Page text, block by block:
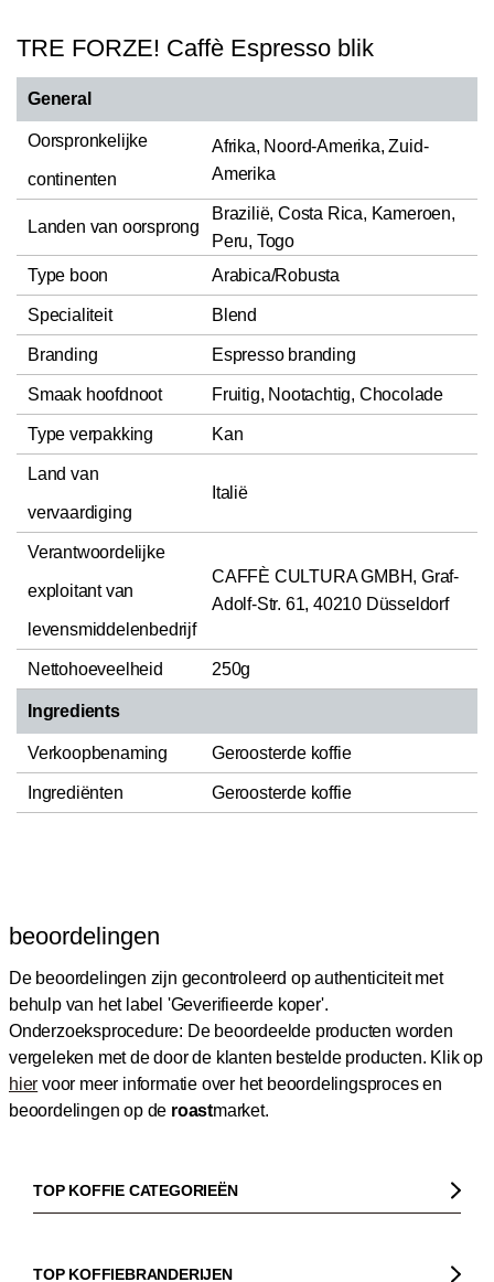
TRE FORZE! Caffè Espresso blik
General
Oorspronkelijke
continenten
Afrika, Noord-Amerika, Zuid-
Amerika
Landen van oorsprong
Brazilië, Costa Rica, Kameroen,
Peru, Togo
Type boon
Arabica/Robusta
Specialiteit Blend
Branding Espresso branding
Smaak hoofdnoot Fruitig, Nootachtig, Chocolade
Type verpakking Kan
Land van
vervaardiging
Italië
Verantwoordelijke
exploitant van
levensmiddelenbedrijf
CAFFÈ CULTURA GMBH, Graf-
Adolf-Str. 61, 40210 Düsseldorf
Nettohoeveelheid 250g
Ingredients
Verkoopbenaming Geroosterde koffie
Ingrediënten Geroosterde koffie
beoordelingen
De beoordelingen zijn gecontroleerd op authenticiteit met
behulp van het label 'Geverifieerde koper'.
Onderzoeksprocedure: De beoordeelde producten worden
vergeleken met de door de klanten bestelde producten. Klik op
hier voor meer informatie over het beoordelingsproces en
beoordelingen op de roastmarket.
TOP KOFFIE CATEGORIEËN
Koffiebonen
TOP KOFFIEBRANDERIJEN